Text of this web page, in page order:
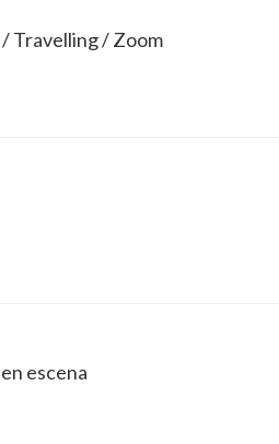
Travelling / Zoom
escena